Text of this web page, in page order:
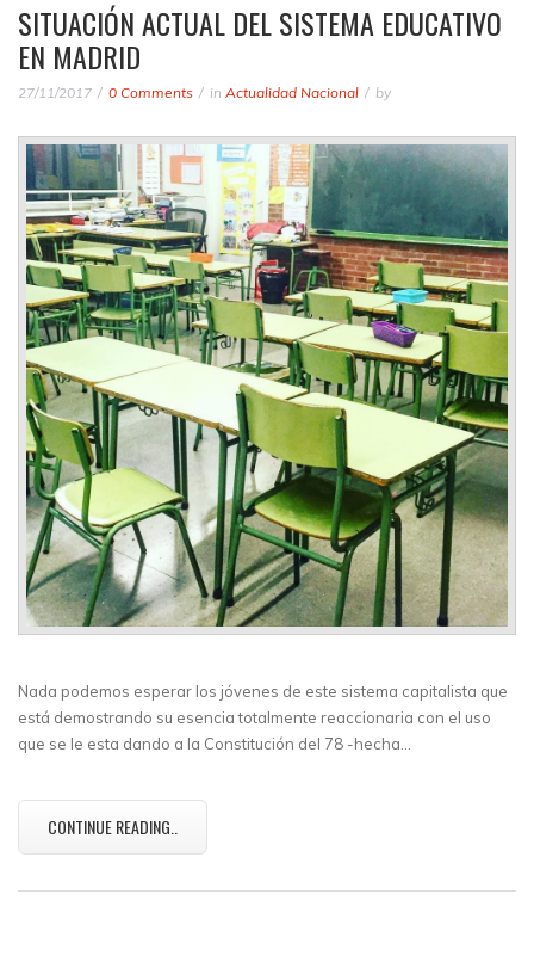
SITUACIÓN ACTUAL DEL SISTEMA EDUCATIVO
EN MADRID
27/11/2017 0 Comments in Actualidad Nacional by
Nada podemos esperar los jóvenes de este sistema capitalista que
está demostrando su esencia totalmente reaccionaria con el uso
que se le esta dando a la Constitución del 78 -hecha…
CONTINUE READING..